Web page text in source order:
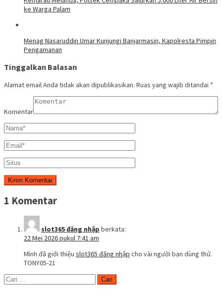
ke Warga Palam
Menag Nasaruddin Umar Kunjungi Banjarmasin, Kapolresta Pimpin
Pengamanan
Tinggalkan Balasan
Alamat email Anda tidak akan dipublikasikan. Ruas yang wajib ditandai *
Komentar
1 Komentar
slot365 đăng nhập berkata:
22 Mei 2026 pukul 7:41 am
Mình đã giới thiệu slot365 đăng nhập cho vài người bạn dùng thử.
TONY05-21
Cari
untuk: